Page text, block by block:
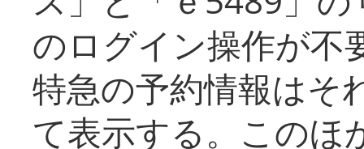
のログイン操作が不
特急の予約情報はそ
て表示する。このほ